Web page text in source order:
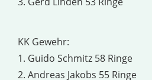
KK Gewehr:
1. Guido Schmitz 58 Ringe
2. Andreas Jakobs 55 Ringe